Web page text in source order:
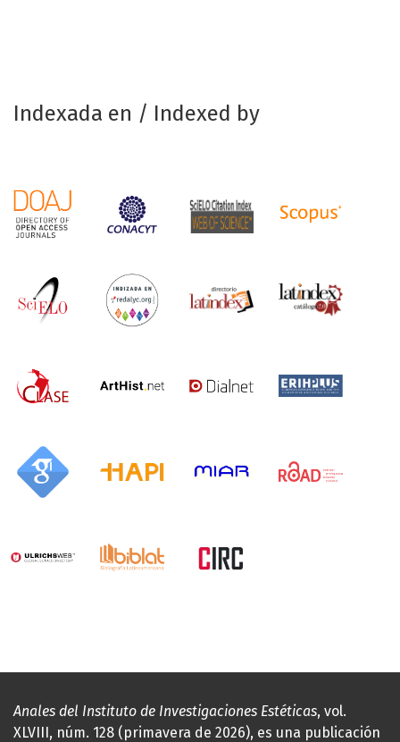
Indexada en / Indexed by
Anales del Instituto de Investigaciones Estéticas, vol.
XLVIII, núm. 128 (primavera de 2026), es una publicación